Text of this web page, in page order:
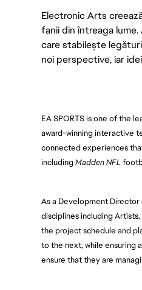
Electronic Arts
fanii din întreaga
care stabilește
noi perspective, iar
EA SPORTS is one of the
award-winning interactive
connected experiences
includingMadden NFL
Asa Development
disciplines including
the project schedule and
to the next, while ensuring
ensure that they are